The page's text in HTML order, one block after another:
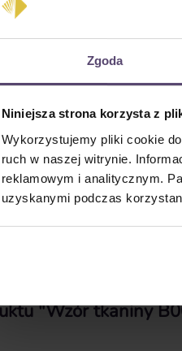
Zgoda
Niniejsza strona korzysta z
Wykorzystujemy pliki cookie
ruch w naszej witrynie.
reklamowym i analitycznym.
uzyskanymi podczas
Recenzje
"Wzór tkaniny